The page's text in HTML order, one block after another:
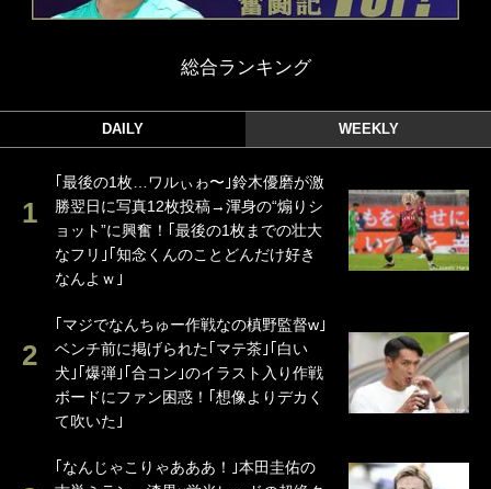
総合ランキング
DAILY WEEKLY
｢最後の1枚…ワルぃゎ〜｣鈴木優磨が激
勝翌日に写真12枚投稿→渾身の“煽りシ
ョット”に興奮！｢最後の1枚までの壮大
なフリ｣｢知念くんのことどんだけ好き
なんよｗ｣
｢マジでなんちゅー作戦なの槙野監督w｣
ベンチ前に掲げられた｢マテ茶｣｢白い
犬｣｢爆弾｣｢合コン｣のイラスト入り作戦
ボードにファン困惑！｢想像よりデカく
て吹いた｣
｢なんじゃこりゃあああ！｣本田圭佑の